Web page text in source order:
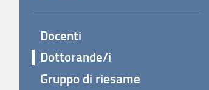
Docenti
Dottorande/i
Gruppo di riesame